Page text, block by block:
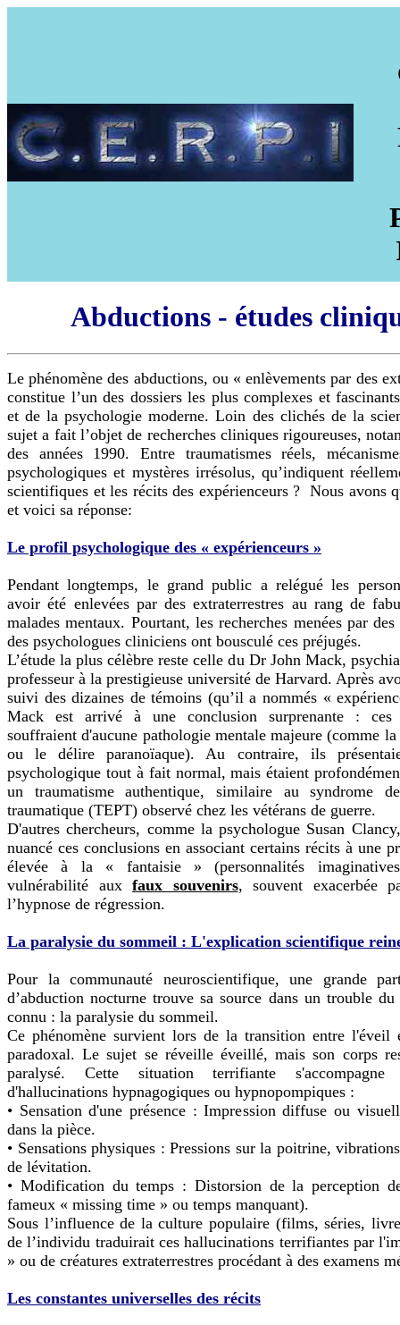
Abductions - études
Le phénomène des abductions, ou « enlèvements par des
constitue l’un des dossiers les plus complexes et
et de la psychologie moderne. Loin des clichés de la
sujet a fait l’objet de recherches cliniques rigoureuses,
des années 1990. Entre traumatismes réels,
psychologiques et mystères irrésolus, qu’indiquent
scientifiques et les récits des expérienceurs ? Nous avons
et voici sa réponse:
Le profil psychologique des « expérienceurs »
Pendant longtemps, le grand public a relégué les
avoir été enlevées par des extraterrestres au rang de
malades mentaux. Pourtant, les recherches menées par
des psychologues cliniciens ont bousculé ces préjugés.
L’étude la plus célèbre reste celle du Dr John Mack,
professeur à la prestigieuse université de Harvard. Après
suivi des dizaines de témoins (qu’il a nommés «
Mack est arrivé à une conclusion surprenante : ces
souffraient d'aucune pathologie mentale majeure (comme
ou le délire paranoïaque). Au contraire, ils
psychologique tout à fait normal, mais étaient
un traumatisme authentique, similaire au syndrome
traumatique (TEPT) observé chez les vétérans de guerre.
D'autres chercheurs, comme la psychologue Susan
nuancé ces conclusions en associant certains récits à une
élevée à la « fantaisie » (personnalités
vulnérabilité aux faux souvenirs, souvent exacerbée
l’hypnose de régression.
La paralysie du sommeil : L'explication scientifique
Pour la communauté neuroscientifique, une grande
d’abduction nocturne trouve sa source dans un trouble
connu : la paralysie du sommeil.
Ce phénomène survient lors de la transition entre l'éveil
paradoxal. Le sujet se réveille éveillé, mais son corps
paralysé. Cette situation terrifiante s'accompagne
d'hallucinations hypnagogiques ou hypnopompiques :
• Sensation d'une présence : Impression diffuse ou
dans la pièce.
• Sensations physiques : Pressions sur la poitrine,
de lévitation.
• Modification du temps : Distorsion de la perception
fameux « missing time » ou temps manquant).
Sous l’influence de la culture populaire (films, séries,
de l’individu traduirait ces hallucinations terrifiantes par
» ou de créatures extraterrestres procédant à des examens
Les constantes universelles des récits